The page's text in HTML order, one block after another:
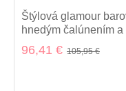
Štýlová glamour
hnedým čalúnením
100cm
96,41 € 105,95 €